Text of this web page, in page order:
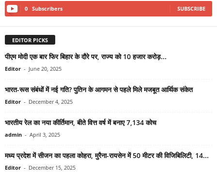
0 Subscribers SUBSCRIBE
EDITOR PICKS
पीएम मोदी एक बार फिर बिहार के दौरे पर, राज्य को 10 हजार करोड़...
Editor - June 20, 2025
भारत-रूस संबंधों में नई गति? पुतिन के आगमन से पहले मिले मजबूत आर्थिक संकेत
Editor - December 4, 2025
भारतीय रेल का नया कीर्तिमान, बीते वित्त वर्ष में बनाए 7,134 कोच
admin - April 3, 2025
मध्य प्रदेश में सीजन का पहला कोहरा, मुरैना-रायसेन में 50 मीटर की विजिबिलिटी, 14...
Editor - December 15, 2025